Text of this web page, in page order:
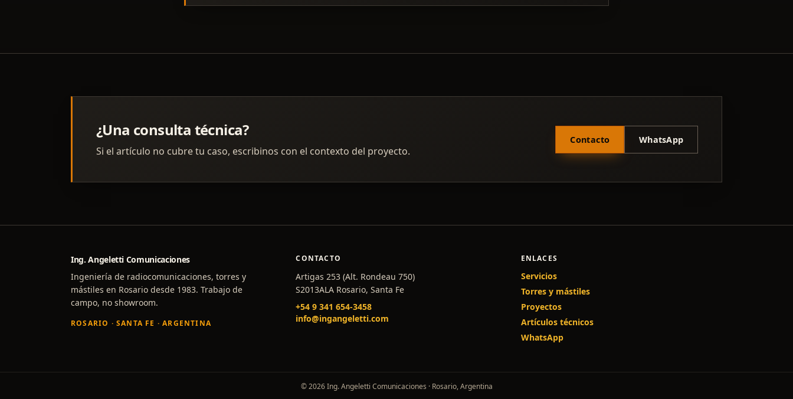
¿Una consulta técnica?
Si el artículo no cubre tu caso, escribinos con el contexto del proyecto.
Contacto WhatsApp
Ing. Angeletti Comunicaciones
Ingeniería de radiocomunicaciones, torres y
mástiles en Rosario desde 1983. Trabajo de
campo, no showroom.
ROSARIO · SANTA FE · ARGENTINA
CONTACTO
Artigas 253 (Alt. Rondeau 750)
S2013ALA Rosario, Santa Fe
+54 9 341 654-3458
info@ingangeletti.com
ENLACES
Servicios
Torres y mástiles
Proyectos
Artículos técnicos
WhatsApp
© 2026 Ing. Angeletti Comunicaciones · Rosario, Argentina